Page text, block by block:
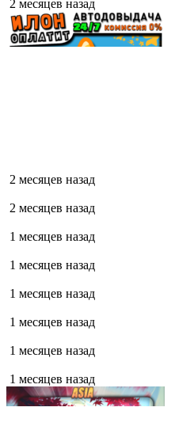
2 месяцев назад
2 месяцев назад
2 месяцев назад
1 месяцев назад
1 месяцев назад
1 месяцев назад
1 месяцев назад
1 месяцев назад
1 месяцев назад